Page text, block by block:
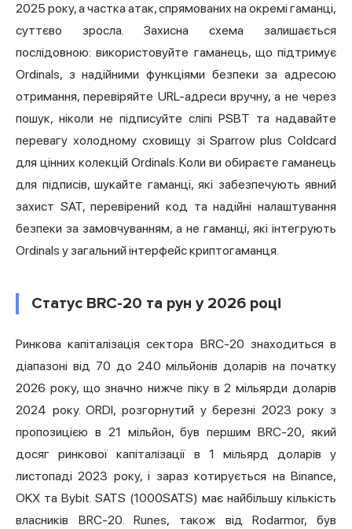
2025 року, а частка атак, спрямованих на окремі гаманці,
суттєво зросла. Захисна схема залишається
послідовною: використовуйте гаманець, що підтримує
Ordinals, з надійними функціями безпеки за адресою
отримання, перевіряйте URL-адреси вручну, а не через
пошук, ніколи не підписуйте сліпі PSBT та надавайте
перевагу холодному сховищу зі Sparrow plus Coldcard
для цінних колекцій Ordinals. Коли ви обираєте гаманець
для підписів, шукайте гаманці, які забезпечують явний
захист SAT, перевірений код та надійні налаштування
безпеки за замовчуванням, а не гаманці, які інтегрують
Ordinals у загальний інтерфейс криптогаманця.
Статус BRC-20 та рун у 2026 році
Ринкова капіталізація сектора BRC-20 знаходиться в
діапазоні від 70 до 240 мільйонів доларів на початку
2026 року, що значно нижче піку в 2 мільярди доларів
2024 року. ORDI, розгорнутий у березні 2023 року з
пропозицією в 21 мільйон, був першим BRC-20, який
досяг ринкової капіталізації в 1 мільярд доларів у
листопаді 2023 року, і зараз котирується на Binance,
OKX та Bybit. SATS (1000SATS) має найбільшу кількість
власників BRC-20. Runes, також від Rodarmor, був